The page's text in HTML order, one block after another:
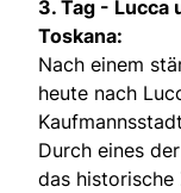
3. Tag - Lucca
Toskana:
Nach einem
heute nach
Durch eines
das historische